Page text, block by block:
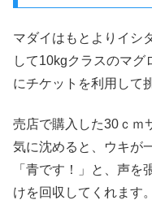
マダイはもとよりイシ
して10kgクラスのマグ
にチケットを利用して
売店で購入した30ｃｍ
気に沈めると、ウキが
「青です！」と、声
けを回収してくれます。